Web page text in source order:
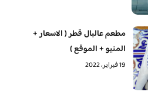
مطعم عالبال قطر ( الاسعار +
المنيو + الموقع )
19 فبراير، 2022